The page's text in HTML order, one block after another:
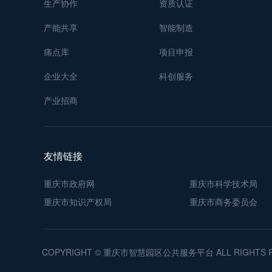
生产协作
产能共享
痛点库
企业大全
产业招商
资质认证
智能制造
项目申报
科创服务
友情链接
重庆市政府网
重庆市科学技术局
重庆市知识产权局
重庆市商务委员会
COPYRIGHT © 重庆市智慧园区公共服务平台 ALL